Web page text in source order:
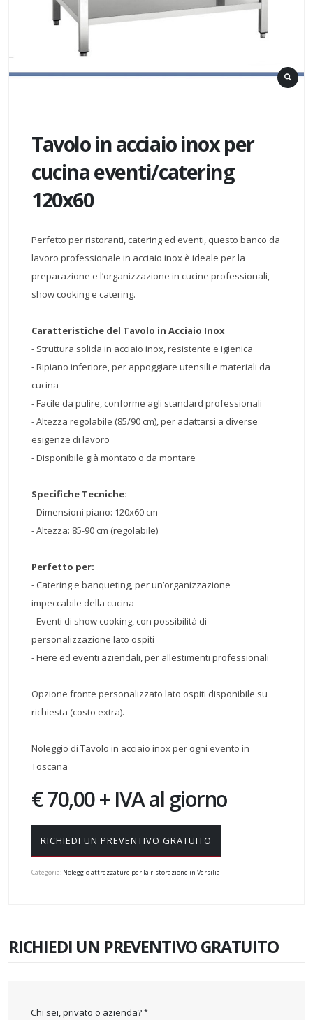
Tavolo in acciaio inox per
cucina eventi/catering
120x60
Perfetto per ristoranti, catering ed eventi, questo banco da
lavoro professionale in acciaio inox è ideale per la
preparazione e l’organizzazione in cucine professionali,
show cooking e catering.
Caratteristiche del Tavolo in Acciaio Inox
- Struttura solida in acciaio inox, resistente e igienica
- Ripiano inferiore, per appoggiare utensili e materiali da
cucina
- Facile da pulire, conforme agli standard professionali
- Altezza regolabile (85/90 cm), per adattarsi a diverse
esigenze di lavoro
- Disponibile già montato o da montare
Specifiche Tecniche:
- Dimensioni piano: 120x60 cm
- Altezza: 85-90 cm (regolabile)
Perfetto per:
- Catering e banqueting, per un’organizzazione
impeccabile della cucina
- Eventi di show cooking, con possibilità di
personalizzazione lato ospiti
- Fiere ed eventi aziendali, per allestimenti professionali
Opzione fronte personalizzato lato ospiti disponibile su
richiesta (costo extra).
Noleggio di Tavolo in acciaio inox per ogni evento in
Toscana
€ 70,00 + IVA al giorno
RICHIEDI UN PREVENTIVO GRATUITO
Categoria: Noleggio attrezzature per la ristorazione in Versilia
RICHIEDI UN PREVENTIVO GRATUITO
Chi sei, privato o azienda?